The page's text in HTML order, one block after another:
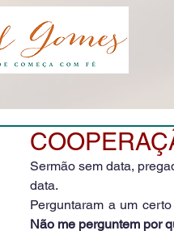
Sermão sem data,
data.
Perguntaram a um
Não me perguntem por